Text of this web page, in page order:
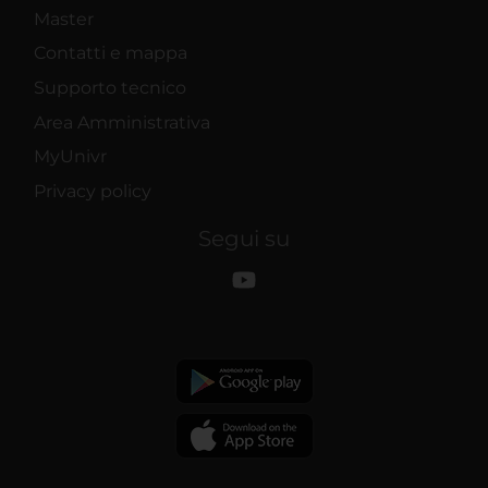
Master
Contatti e mappa
Supporto tecnico
Area Amministrativa
MyUnivr
Privacy policy
Segui su